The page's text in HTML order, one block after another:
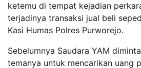
ketemu di tempat kejadian
terjadinya transaksi jual beli
Kasi Humas Polres Purworejo.
Sebelumnya Saudara YAM
temanya untuk mencarikan uang